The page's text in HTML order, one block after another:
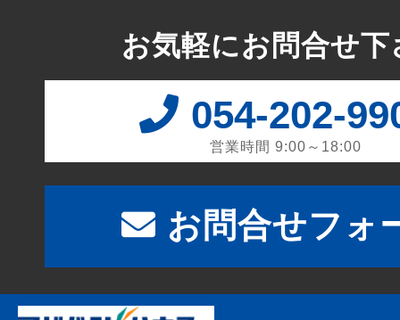
お気軽にお問合せ下
054-202-
営業時間 9:00～18:00
お問合せフォ